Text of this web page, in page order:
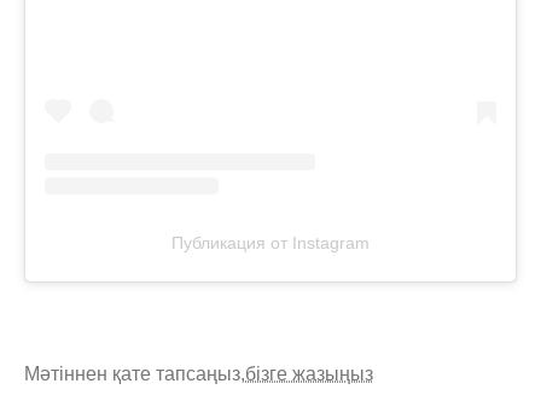
Публикация от Instagram
Мәтіннен қате тапсаңыз,бізге жазыңыз